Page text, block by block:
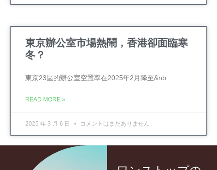
東京辦公室市場熱鬧，香港卻面臨寒
冬？
東京23區的辦公室空置率在2025年2月降至&nb
READ MORE »
2025 年 3 月 6 日 コメントはまだありません